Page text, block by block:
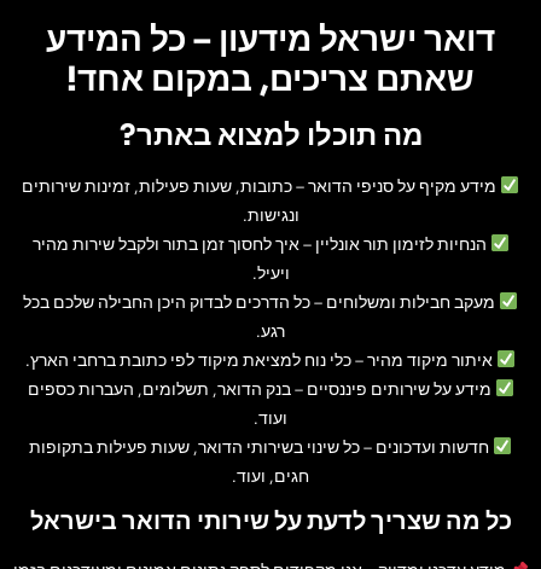
דואר ישראל מידעון – כל המידע
שאתם צריכים, במקום אחד!
מה תוכלו למצוא באתר?
מידע מקיף על סניפי הדואר– כתובות, שעות פעילות, זמינות שירותים
ונגישות.
הנחיות לזימון תור אונליין – איך לחסוך זמן בתור ולקבל שירות מהיר
ויעיל.
מעקב חבילות ומשלוחים – כל הדרכים לבדוק היכן החבילה שלכם בכל
רגע.
איתור מיקוד מהיר– כלי נוח למציאת מיקוד לפי כתובת ברחבי הארץ.
מידע על שירותים פיננסיים – בנק הדואר, תשלומים, העברות כספים
ועוד.
חדשות ועדכונים – כל שינוי בשירותי הדואר, שעות פעילות בתקופות
חגים, ועוד.
כל מה שצריך לדעת על שירותי הדואר בישראל